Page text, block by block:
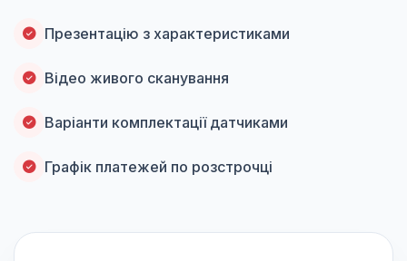
Презентацію з характеристиками
Відео живого сканування
Варіанти комплектації датчиками
Графік платежей по розстрочці